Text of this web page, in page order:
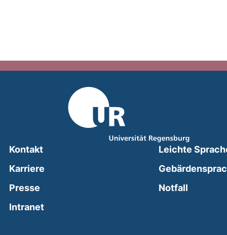
Kontakt
Karriere
Presse
Intranet(external link, opens in a new window)
Leichte
Notfall